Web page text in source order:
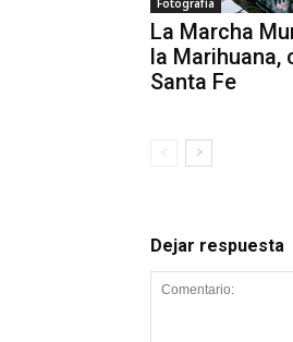
Fotografía
La Marcha
la Marihuana,
Santa Fe
Dejar respuesta